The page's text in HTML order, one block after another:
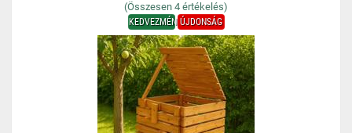
(Összesen 4 értékelés)
KEDVEZMÉNYÚJDONSÁG